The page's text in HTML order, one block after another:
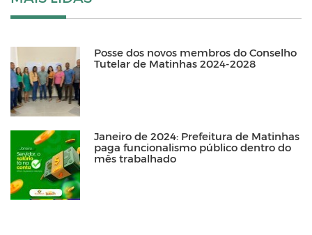
Posse dos novos membros do Conselho
Tutelar de Matinhas 2024-2028
Janeiro de 2024: Prefeitura de Matinhas
paga funcionalismo público dentro do
mês trabalhado